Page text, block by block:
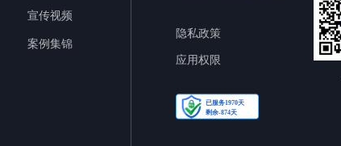
宣传视频
案例集锦
隐私政策
应用权限